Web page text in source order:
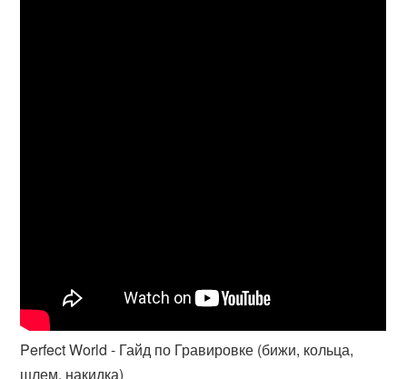
Perfect World - Гайд по Гравировке (бижи, кольца,
шлем, накидка)